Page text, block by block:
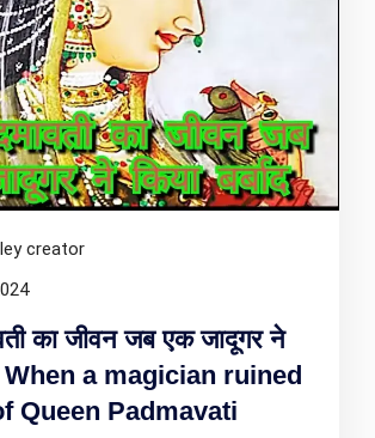
creator
का जीवन जब एक जादूगर ने
When a magician ruined
Queen Padmavati